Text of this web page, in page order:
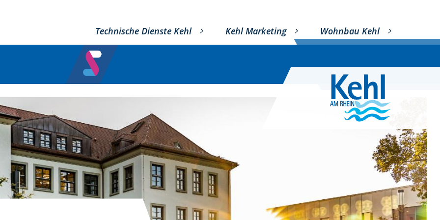
Technische Dienste Kehl Kehl Marketing Wohnbau Kehl